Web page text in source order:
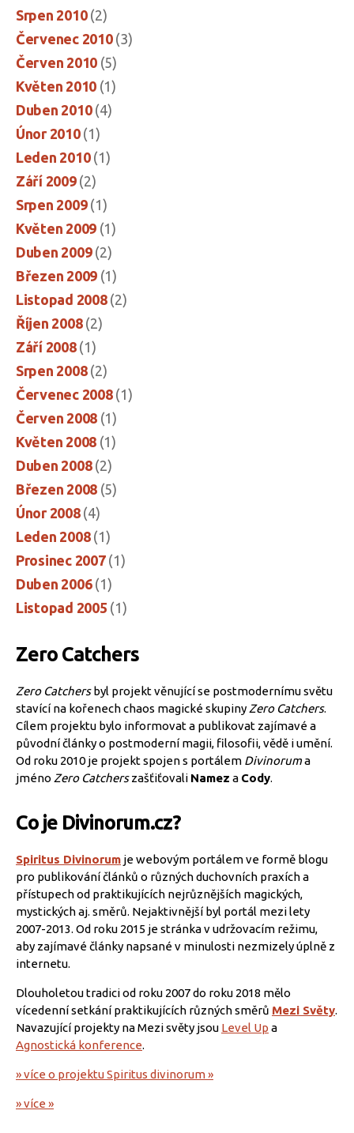
Srpen 2010(2)
Červenec 2010(3)
Červen 2010 (5)
Květen 2010 (1)
Duben 2010(4)
Únor 2010(1)
Leden 2010(1)
Září 2009(2)
Srpen 2009(1)
Květen 2009 (1)
Duben 2009(2)
Březen 2009 (1)
Listopad 2008(2)
Říjen 2008(2)
Září 2008(1)
Srpen 2008(2)
Červenec 2008(1)
Červen 2008 (1)
Květen 2008 (1)
Duben 2008(2)
Březen 2008 (5)
Únor 2008(4)
Leden 2008(1)
Prosinec 2007(1)
Duben 2006(1)
Listopad 2005 (1)
Zero Catchers
Zero Catchersbyl projekt věnující se postmodernímu světu
stavící na kořenech chaos magické skupiny Zero Catchers.
Cílem projektu bylo informovat a publikovat zajímavé a
původní články o postmoderní magii, filosofii, vědě i umění.
Od roku 2010 je projekt spojen s portálem Divinoruma
jméno Zero Catcherszašťiťovali Namez a Cody.
Co je Divinorum.cz?
Spiritus Divinorum je webovým portálem ve formě blogu
pro publikování článků o různých duchovních praxích a
přístupech od praktikujících nejrůznějších magických,
mystických aj. směrů. Nejaktivnější byl portál mezi lety
2007-2013. Od roku 2015 je stránka v udržovacím režimu,
aby zajímavé články napsané v minulosti nezmizely úplně z
internetu.
Dlouholetou tradici od roku 2007 do roku 2018 mělo
vícedenní setkání praktikujících různých směrů Mezi Světy.
Navazující projekty na Mezi světy jsou Level Up a
Agnostická konference.
» více o projektu Spiritus divinorum »
» více »